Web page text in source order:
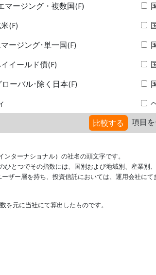
マージング・複数国(F)
(F)
ージング･単一国(F)
イールド債(F)
ローバル･除く日本(F)
比較する
項目
ターナショナル）の社名の頭文字です。
とつでその指数には、国別および地域別、産業別
ザー層を持ち、投資信託においては、運用会社に
を元に当社にて算出したものです。